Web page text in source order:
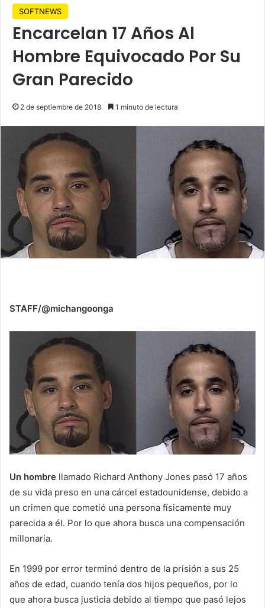
SOFTNEWS
Encarcelan 17 Años Al
Hombre Equivocado Por Su
Gran Parecido
2 de septiembre de 2018 1 minuto de lectura
STAFF/@michangoonga
Un hombre llamado Richard Anthony Jones pasó 17 años
de su vida preso en una cárcel estadounidense, debido a
un crimen que cometió una persona físicamente muy
parecida a él. Por lo que ahora busca una compensación
millonaria.
En 1999 por error terminó dentro de la prisión a sus 25
años de edad, cuando tenía dos hijos pequeños, por lo
que ahora busca justicia debido al tiempo que pasó lejos